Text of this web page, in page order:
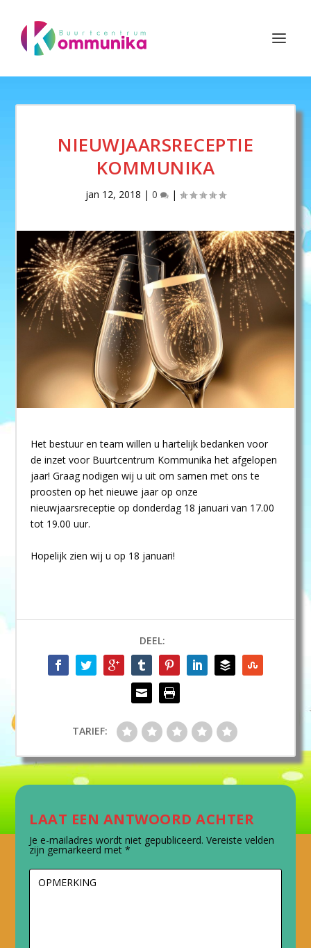
NIEUWJAARSRECEPTIE
KOMMUNIKA
jan 12, 2018 | 0 |
Het bestuur en team willen u hartelijk bedanken voor
de inzet voor Buurtcentrum Kommunika het afgelopen
jaar! Graag nodigen wij u uit om samen met ons te
proosten op het nieuwe jaar op onze
nieuwjaarsreceptie op donderdag 18 januari van 17.00
tot 19.00 uur.
Hopelijk zien wij u op 18 januari!
DEEL:
TARIEF:
LAAT EEN ANTWOORD ACHTER
Je e-mailadres wordt niet gepubliceerd. Vereiste velden
zijn gemarkeerd met*